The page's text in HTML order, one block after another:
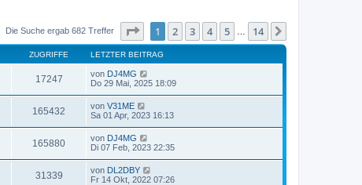
Die Suche ergab 682 Treffer Seite von14
1 2 3 4 5 14
ZUGRIFFE LETZTER BEITRAG
17247 von DJ4MG
Do 29 Mai, 2025 18:09
165432 von V31ME
Sa 01 Apr, 2023 16:13
165880 von DJ4MG
Di 07 Feb, 2023 22:35
31339 von DL2DBY
Fr 14 Okt, 2022 07:26